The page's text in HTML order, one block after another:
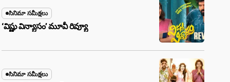
సినిమా సమీక్షలు
‘విష్ణు విన్యాసం’ మూవీ రివ్యూ
సినిమా సమీక్షలు